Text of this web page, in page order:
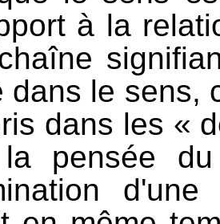
à la
dans le sens,
dans les «
pensée